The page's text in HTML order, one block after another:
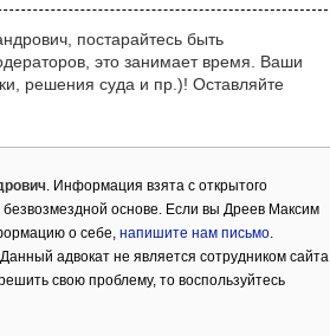
постарайтесь быть
это занимает время. Ваши
суда и пр.)! Оставляйте
. Информация взята с открытого
основе. Если вы Дреев Максим
о себе, напишите нам письмо.
адвокат не является сотрудником сайта
свою проблему, то воспользуйтесь